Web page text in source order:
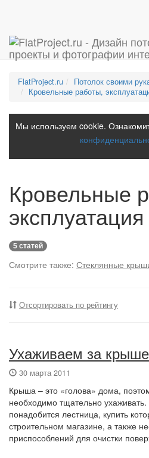
FlatProject.ru
Потолок своими
Кровельные работы,
Мы используем cookie.
Кровельные
5 статей
Смотрите также: Стеклянные
Отсортировать по рейтингу
Ухаживаем за
30 марта 2011
Крыша – это «голова» дома,
необходимо тщательно
понадобится лестница, купить
строительном магазине, а также
приспособлений для очистки